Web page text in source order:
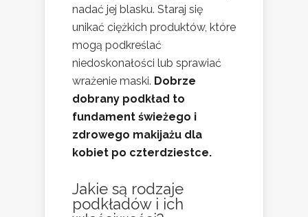
nadać jej blasku. Staraj się
unikać ciężkich produktów, które
mogą podkreślać
niedoskonałości lub sprawiać
wrażenie maski. Dobrze
dobrany podkład to
fundament świeżego i
zdrowego makijażu dla
kobiet po czterdziestce.
Jakie są rodzaje
podkładówi ich